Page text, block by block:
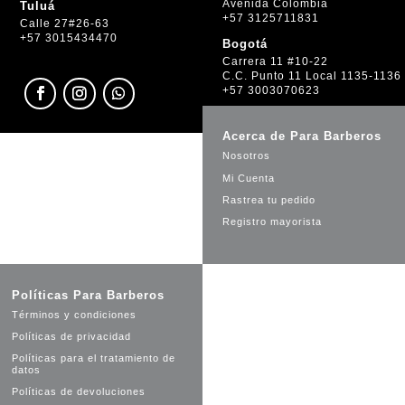
Tuluá
Calle 27#26-63
+57 3015434470
Avenida Colombia
+57 3125711831
Bogotá
Carrera 11 #10-22
C.C. Punto 11 Local 1135-1136
+57 3003070623
Acerca de Para Barberos
Nosotros
Mi Cuenta
Rastrea tu pedido
Registro mayorista
Políticas Para Barberos
Términos y condiciones
Políticas de privacidad
Políticas para el tratamiento de
datos
Políticas de devoluciones